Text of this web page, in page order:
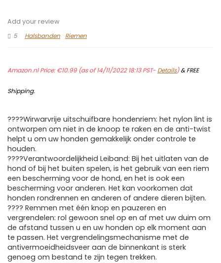
Add your review
5
Halsbanden Riemen
Amazon.nl Price:€10.99(as of 14/11/2022 18:13 PST- Details)&FREE
Shipping.
????Wirwarvrije uitschuifbare hondenriem: het nylon lint is
ontworpen om niet in de knoop te raken en de anti-twist
helpt u om uw honden gemakkelijk onder controle te
houden.
????Verantwoordelijkheid Leiband: Bij het uitlaten van de
hond of bij het buiten spelen, is het gebruik van een riem
een bescherming voor de hond, en het is ook een
bescherming voor anderen. Het kan voorkomen dat
honden rondrennen en anderen of andere dieren bijten.
???? Remmen met één knop en pauzeren en
vergrendelen: rol gewoon snel op en af ​​met uw duim om
de afstand tussen u en uw honden op elk moment aan
te passen. Het vergrendelingsmechanisme met de
antivermoeidheidsveer aan de binnenkant is sterk
genoeg om bestand te zijn tegen trekken.